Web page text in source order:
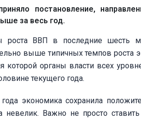
постановление,
за весь год.
роста ВВП в последние шесть
выше типичных темпов
которой органы власти всех
текущего года.
экономика сохранила
невелик. Важно не просто